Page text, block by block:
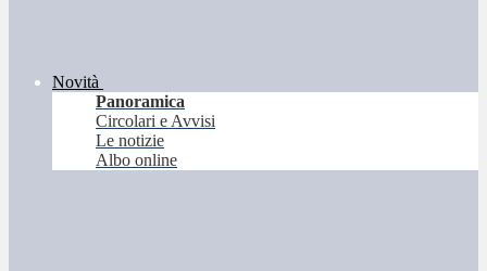
Novità
Panoramica
Circolari e Avvisi
Le notizie
Albo online